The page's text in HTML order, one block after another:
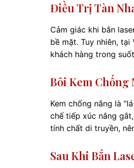
Điều Trị Tàn
Cảm giác khi bắn
bề mặt. Tuy nhiên,
khách hàng trong
Bôi Kem Chống
Kem chống nắng là
chế tiếp xúc nắng
tính chất di truyền,
Sau Khi Bắn